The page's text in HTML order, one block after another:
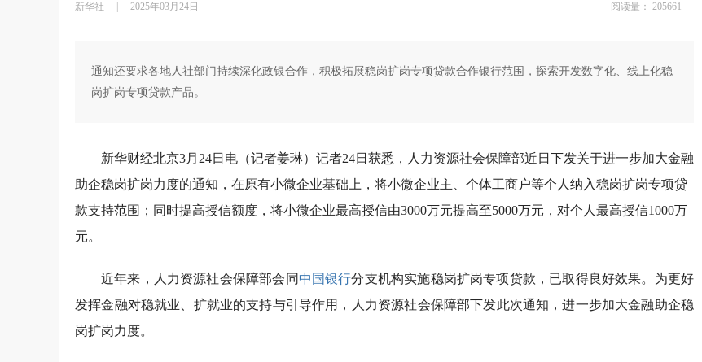
新华社 2025年03月24日 阅读量： 205661
通知还要求各地人社部门持续深化政银合作，积极拓展稳岗扩岗专项贷款合作银行范围，探索开发数字化、线上化稳
岗扩岗专项贷款产品。
新华财经北京3月24日电（记者姜琳）记者24日获悉，人力资源社会保障部近日下发关于进一步加大金融
助企稳岗扩岗力度的通知，在原有小微企业基础上，将小微企业主、个体工商户等个人纳入稳岗扩岗专项贷
款支持范围；同时提高授信额度，将小微企业最高授信由3000万元提高至5000万元，对个人最高授信1000万
元。
近年来，人力资源社会保障部会同 中国银行分支机构实施稳岗扩岗专项贷款，已取得良好效果。为更好
发挥金融对稳就业、扩就业的支持与引导作用，人力资源社会保障部下发此次通知，进一步加大金融助企稳
岗扩岗力度。